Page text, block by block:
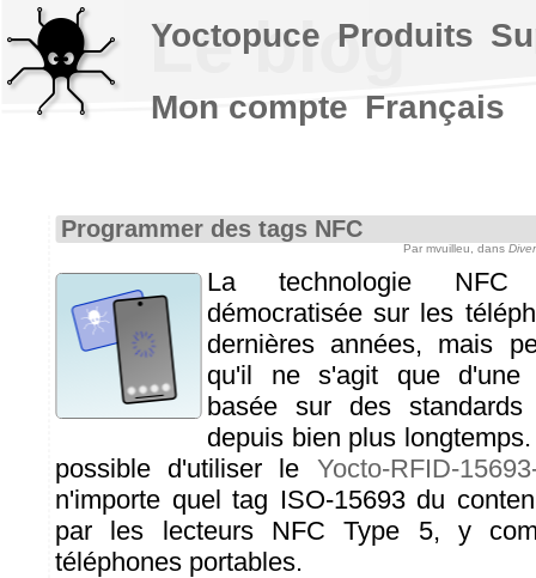
Le blog
Programmer des tags NFC
Par mvuilleu, dans
La technologie NFC
démocratisée sur les
dernières années, mais
qu'il ne s'agit que d'une
basée sur des
depuis bien plus
possible d'utiliser le Yocto-RFID-
n'importe quel tag ISO-15693 du
par les lecteurs NFC Type 5, y
téléphones portables.
Yoctopuce Produits
Mon compte Français